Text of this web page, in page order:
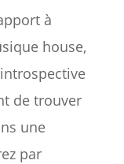
à
house,
de trouver
une
par